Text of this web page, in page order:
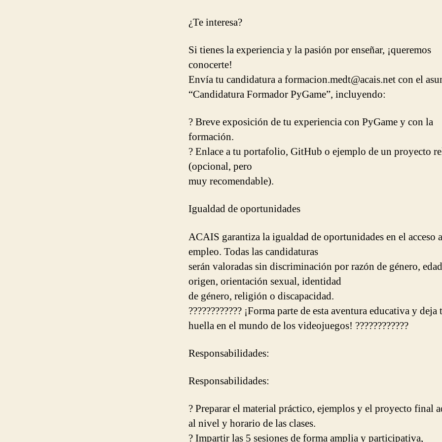
¿Te interesa?
Si tienes la experiencia y la pasión por enseñar, ¡queremos
conocerte!
Envía tu candidatura a formacion.medt@acais.net con el
“Candidatura Formador PyGame”, incluyendo:
? Breve exposición de tu experiencia con PyGame y con la
formación.
? Enlace a tu portafolio, GitHub o ejemplo de un proyecto
(opcional, pero
muy recomendable).
Igualdad de oportunidades
ACAIS garantiza la igualdad de oportunidades en el acceso
empleo. Todas las candidaturas
serán valoradas sin discriminación por razón de género,
origen, orientación sexual, identidad
de género, religión o discapacidad.
???????????? ¡Forma parte de esta aventura educativa y deja
huella en el mundo de los videojuegos! ????????????
Responsabilidades:
Responsabilidades:
? Preparar el material práctico, ejemplos y el proyecto final
al nivel y horario de las clases.
? Impartir las 5 sesiones de forma amplia y participativa,